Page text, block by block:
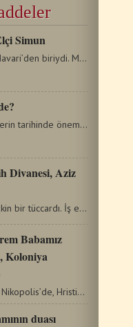
Simun
Bu havari, On İki Havari’den biriydi. Matta ona “Kenanlı…
Sina dağı İbranilerin tarihinde önemli dönüm noktalarından…
Divanesi, Aziz
O Alman asıllı seçkin bir tüccardı. İş esnasında Novogrod’u…
Babamız
Koloniya
Ermenistan’daki Nikopolis’de, Hristiyan bir ailenin…
duası